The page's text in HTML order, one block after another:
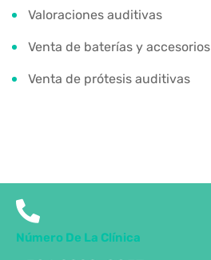
Valoraciones auditivas
Venta de baterías y accesorios
Venta de prótesis auditivas
Número De La Clínica